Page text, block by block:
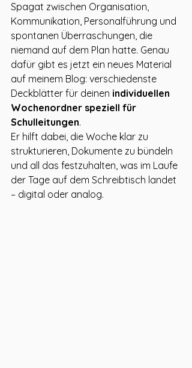
Spagat zwischen Organisation,
Kommunikation, Personalführung und
spontanen Überraschungen, die
niemand auf dem Plan hatte. Genau
dafür gibt es jetzt ein neues Material
auf meinem Blog: verschiedenste
Deckblätter für deinen individuellen
Wochenordner speziell für
Schulleitungen.
Er hilft dabei, die Woche klar zu
strukturieren, Dokumente zu bündeln
und all das festzuhalten, was im Laufe
der Tage auf dem Schreibtisch landet
– digital oder analog.